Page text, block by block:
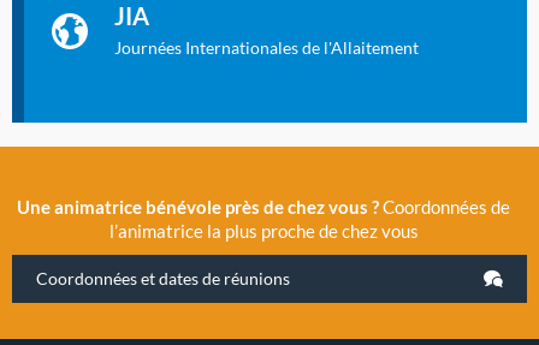
JIA
Journées Internationales de l'Allaitement
2019 la 11e Journée Internationale de l’Allaitement, un
évènement exceptionnel organisé par LLL France.
Une animatrice bénévole près de chez vous ?Coordonnées de
l’animatrice la plus proche de chez vous
Coordonnées et dates de réunions